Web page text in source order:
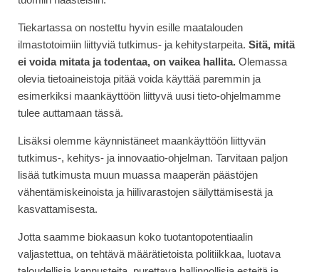
Tiekartassa on nostettu hyvin esille maatalouden
ilmastotoimiin liittyviä tutkimus- ja kehitystarpeita. Sitä, mitä
ei voida mitata ja todentaa, on vaikea hallita. Olemassa
olevia tietoaineistoja pitää voida käyttää paremmin ja
esimerkiksi maankäyttöön liittyvä uusi tieto-ohjelmamme
tulee auttamaan tässä.
Lisäksi olemme käynnistäneet maankäyttöön liittyvän
tutkimus-, kehitys- ja innovaatio-ohjelman. Tarvitaan paljon
lisää tutkimusta muun muassa maaperän päästöjen
vähentämiskeinoista ja hiilivarastojen säilyttämisestä ja
kasvattamisesta.
Jotta saamme biokaasun koko tuotantopotentiaalin
valjastettua, on tehtävä määrätietoista politiikkaa, luotava